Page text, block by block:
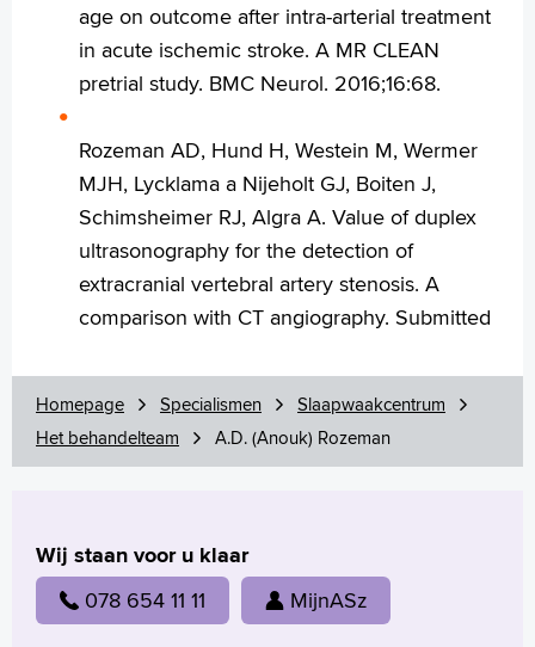
age on outcome after intra-arterial treatment
in acute ischemic stroke. A MR CLEAN
pretrial study. BMC Neurol. 2016;16:68.
Rozeman AD, Hund H, Westein M, Wermer
MJH, Lycklama a Nijeholt GJ, Boiten J,
Schimsheimer RJ, Algra A. Value of duplex
ultrasonography for the detection of
extracranial vertebral artery stenosis. A
comparison with CT angiography. Submitted
Homepage Specialismen
Slaapwaakcentrum
Het behandelteam
A.D. (Anouk) Rozeman
Wij staan voor u klaar
078 654 11 11 MijnASz